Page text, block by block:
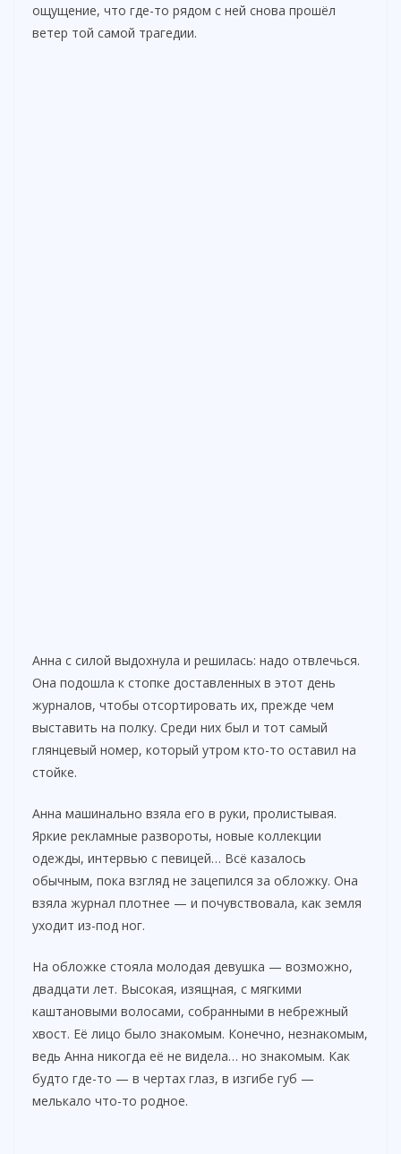
ощущение, что где-то рядом с ней снова прошёл
ветер той самой трагедии.
Анна с силой выдохнула и решилась: надо отвлечься.
Она подошла к стопке доставленных в этот день
журналов, чтобы отсортировать их, прежде чем
выставить на полку. Среди них был и тот самый
глянцевый номер, который утром кто-то оставил на
стойке.
Анна машинально взяла его в руки, пролистывая.
Яркие рекламные развороты, новые коллекции
одежды, интервью с певицей… Всё казалось
обычным, пока взгляд не зацепился за обложку. Она
взяла журнал плотнее — и почувствовала, как земля
уходит из-под ног.
На обложке стояла молодая девушка — возможно,
двадцати лет. Высокая, изящная, с мягкими
каштановыми волосами, собранными в небрежный
хвост. Её лицо было знакомым. Конечно, незнакомым,
ведь Анна никогда её не видела… но знакомым. Как
будто где-то — в чертах глаз, в изгибе губ —
мелькало что-то родное.